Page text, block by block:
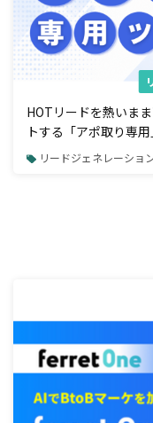
HOTリードを熱いま
トする「アポ取り専
リードジェネレーショ